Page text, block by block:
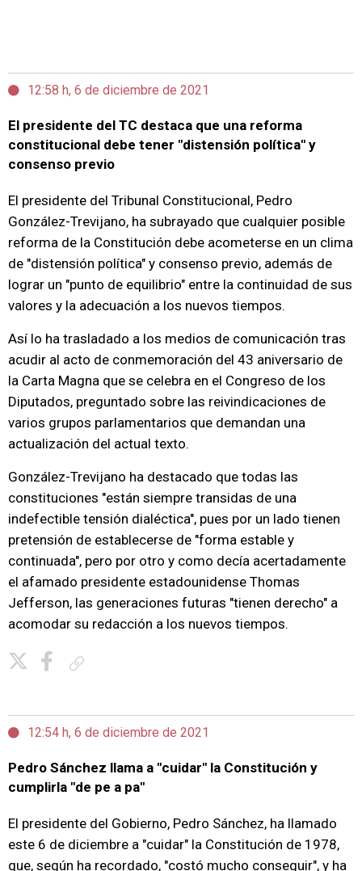
12:58 h, 6 de diciembre de 2021
El presidente del TC destaca que una reforma
constitucional debe tener "distensión política" y
consenso previo
El presidente del Tribunal Constitucional, Pedro
González-Trevijano, ha subrayado que cualquier posible
reforma de la Constitución debe acometerse en un clima
de "distensión política" y consenso previo, además de
lograr un "punto de equilibrio" entre la continuidad de sus
valores y la adecuación a los nuevos tiempos.
Así lo ha trasladado a los medios de comunicación tras
acudir al acto de conmemoración del 43 aniversario de
la Carta Magna que se celebra en el Congreso de los
Diputados, preguntado sobre las reivindicaciones de
varios grupos parlamentarios que demandan una
actualización del actual texto.
González-Trevijano ha destacado que todas las
constituciones "están siempre transidas de una
indefectible tensión dialéctica", pues por un lado tienen
pretensión de establecerse de "forma estable y
continuada", pero por otro y como decía acertadamente
el afamado presidente estadounidense Thomas
Jefferson, las generaciones futuras "tienen derecho" a
acomodar su redacción a los nuevos tiempos.
12:54 h, 6 de diciembre de 2021
Pedro Sánchez llama a "cuidar" la Constitución y
cumplirla "de pe a pa"
El presidente del Gobierno, Pedro Sánchez, ha llamado
este 6 de diciembre a "cuidar" la Constitución de 1978,
que, según ha recordado, "costó mucho conseguir", y ha